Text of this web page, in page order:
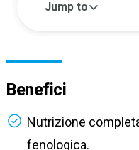
Jump to
Benefici
Nutrizione
fenologica.